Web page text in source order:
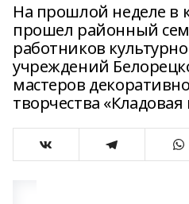
На прошлой неделе в
прошел районный
работников
учреждений
мастеров
творчества